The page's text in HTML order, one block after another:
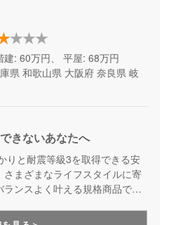
建: 60万円、 平屋: 68万円
県 和歌山県 大阪府 奈良県 岐
きないあなたへ
りと耐震等級3を取得できる安
まざまなライフスタイルに寄
ンスよく叶える規格商品で